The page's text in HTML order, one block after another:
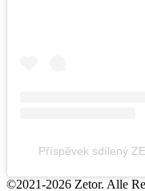
Příspěvek sdílený
©2021-2026 Zetor. Alle